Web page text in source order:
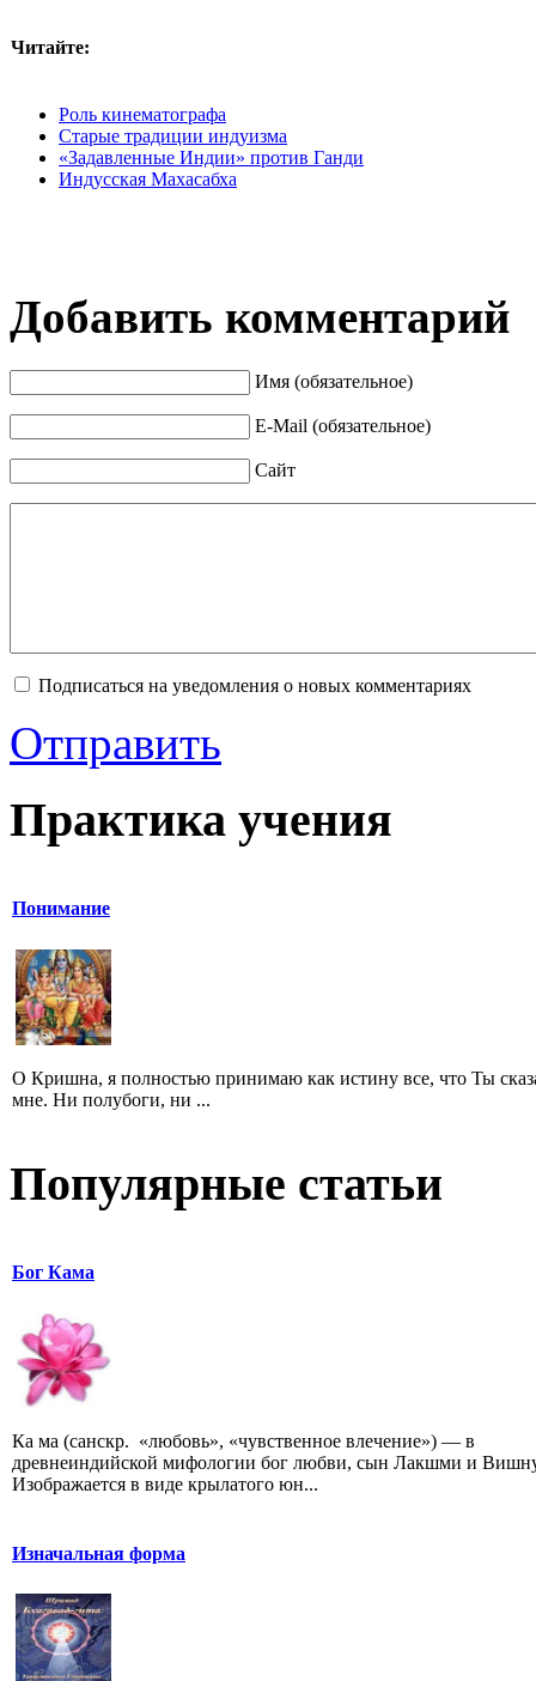
Читайте:
Роль кинематографа
Старые традиции индуизма
«Задавленные Индии» против Ганди
Индусская Махасабха
Добавить комментарий
Имя (обязательное)
E-Mail (обязательное)
Сайт
Подписаться на уведомления о новых комментариях
Отправить
Практика учения
Понимание
O Кришна, я полностью принимаю как истину все, что Ты
мне. Ни полубоги, ни ...
Популярные статьи
Бог Кама
Ка ма (санскр. «любовь», «чувственное влечение») — в
древнеиндийской мифологии бог любви, сын Лакшми и
Изображается в виде крылатого юн...
Изначальная форма